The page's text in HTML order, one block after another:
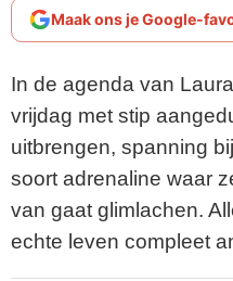
Maak ons je Google-
In de agenda van
vrijdag met stip
uitbrengen, spanning
soort adrenaline waar
van gaat glimlachen.
echte leven compleet